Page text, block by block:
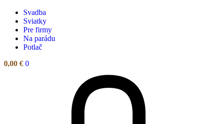
Svadba
Sviatky
Pre firmy
Na parádu
Potlač
0,00 € 0